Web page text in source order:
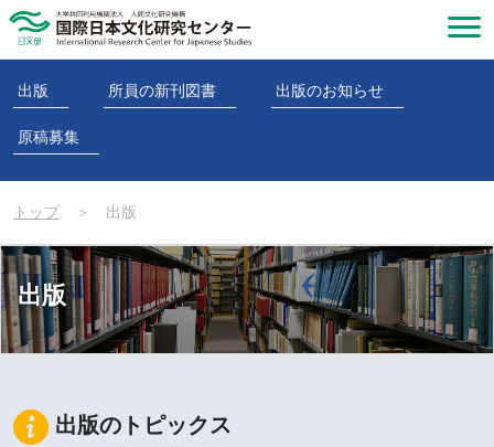
出版 所員の新刊図書 出版のお知らせ
原稿募集
トップ＞ 出版
出版
出版のトピックス